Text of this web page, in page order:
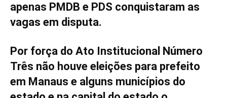
apenas PMDB e PDS conquistaram as
vagas em disputa.
Por força do Ato Institucional Número
Três não houve eleições para prefeito
em Manaus e alguns municípios do